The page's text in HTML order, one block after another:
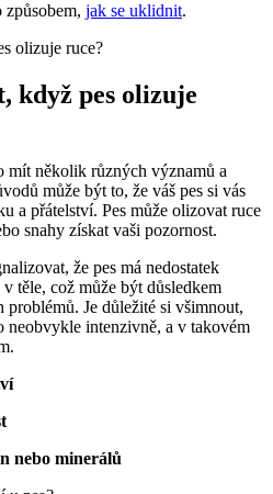
způsobem, jak se uklidnit.
⁣když pes olizuje
mít několik různých⁢ významů a
může být to,⁤ že váš pes si vás
a ​přátelství. Pes může olizovat ruce
snahy získat⁤ vaši pozornost.
že​ pes má nedostatek
těle,​ což může být⁢ důsledkem
⁤problémů. Je důležité si všimnout,
neobvykle intenzivně, a v​ takovém
nebo minerálů